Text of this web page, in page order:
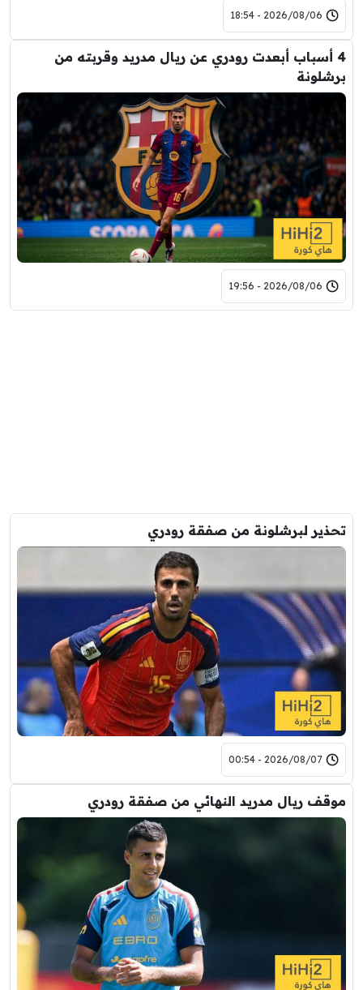
2026/08/06 - 18:54
4 أسباب أبعدت رودري عن ريال مدريد وقربته من
برشلونة
2026/08/06 - 19:56
تحذير لبرشلونة من صفقة رودري
2026/08/07 - 00:54
موقف ريال مدريد النهائي من صفقة رودري